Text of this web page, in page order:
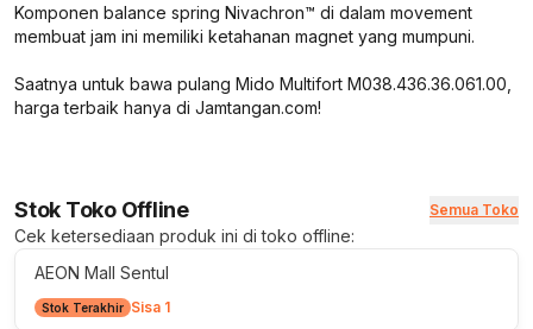
Komponen balance spring Nivachron™ di dalam movement
membuat jam ini memiliki ketahanan magnet yang mumpuni.
Saatnya untuk bawa pulang Mido Multifort M038.436.36.061.00,
harga terbaik hanya di Jamtangan.com!
Stok Toko Offline Semua Toko
Cek ketersediaan produk ini di toko offline:
AEON Mall Sentul
Stok Terakhir Sisa 1